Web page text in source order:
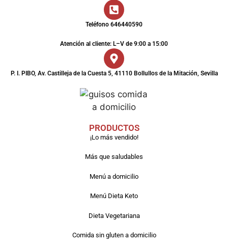
Teléfono 646440590
Atención al cliente: L–V de 9:00 a 15:00
P. I. PIBO, Av. Castilleja de la Cuesta 5, 41110 Bollullos de la Mitación, Sevilla
PRODUCTOS
¡Lo más vendido!
Más que saludables
Menú a domicilio
Menú Dieta Keto
Dieta Vegetariana
Comida sin gluten a domicilio